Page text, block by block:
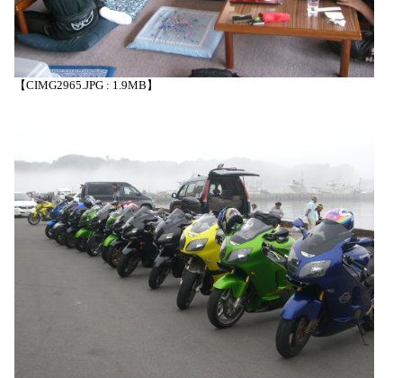
【CIMG2965.JPG : 1.9MB】